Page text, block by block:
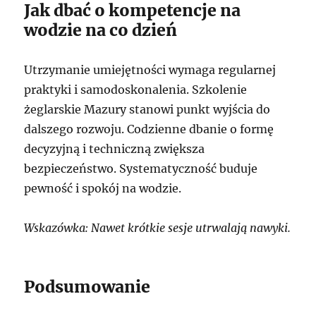
Jak dbać o kompetencje na
wodzie na co dzień
Utrzymanie umiejętności wymaga regularnej
praktyki i samodoskonalenia. Szkolenie
żeglarskie Mazury stanowi punkt wyjścia do
dalszego rozwoju. Codzienne dbanie o formę
decyzyjną i techniczną zwiększa
bezpieczeństwo. Systematyczność buduje
pewność i spokój na wodzie.
Wskazówka: Nawet krótkie sesje utrwalają nawyki.
Podsumowanie